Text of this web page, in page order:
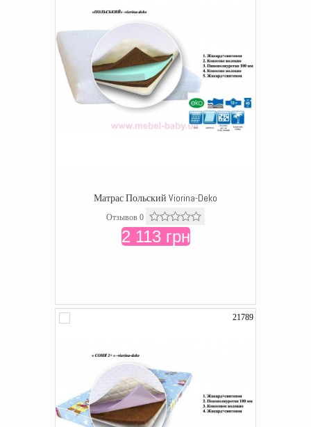
Матрас Польский Viorina-Deko
Отзывов 0
2 113 грн
21789